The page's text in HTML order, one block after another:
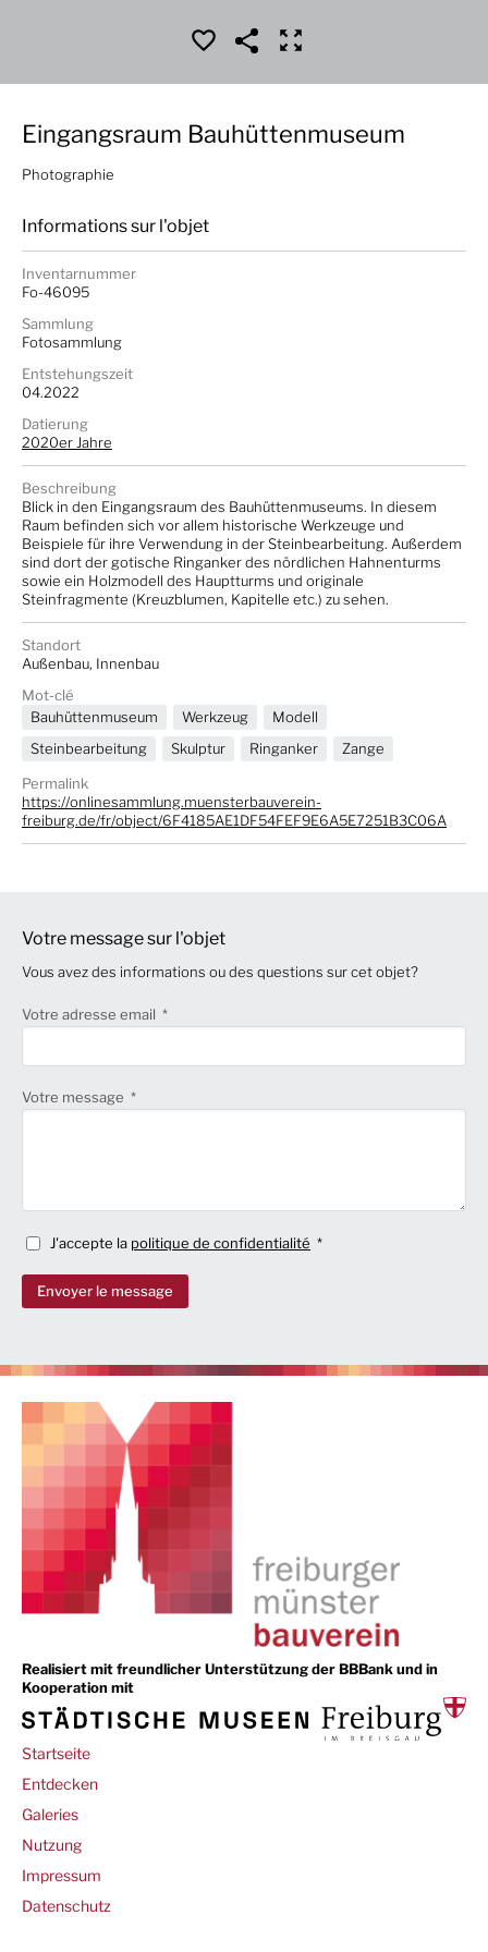
Eingangsraum Bauhüttenmuseum
Photographie
Informations sur l'objet
Inventarnummer
Fo-46095
Sammlung
Fotosammlung
Entstehungszeit
04.2022
Datierung
2020er Jahre
Beschreibung
Blick in den Eingangsraum des Bauhüttenmuseums. In diesem
Raum befinden sich vor allem historische Werkzeuge und
Beispiele für ihre Verwendung in der Steinbearbeitung. Außerdem
sind dort der gotische Ringanker des nördlichen Hahnenturms
sowie ein Holzmodell des Hauptturms und originale
Steinfragmente (Kreuzblumen, Kapitelle etc.) zu sehen.
Standort
Außenbau, Innenbau
Mot-clé
Bauhüttenmuseum
Werkzeug
Modell
Steinbearbeitung
Skulptur Ringanker
Zange
Permalink
https://onlinesammlung.muensterbauverein-
freiburg.de/fr/object/6F4185AE1DF54FEF9E6A5E7251B3C06A
Votre message sur l'objet
Vous avez des informations ou des questions sur cet objet?
Votre adresse email
Votre message
J'accepte la politique de confidentialité
Envoyer le message
Realisiert mit freundlicher Unterstützung der BBBank und in
Kooperation mit
Main
navigation
Startseite
Entdecken
Galeries
Footer
Nutzung
Impressum
Datenschutz